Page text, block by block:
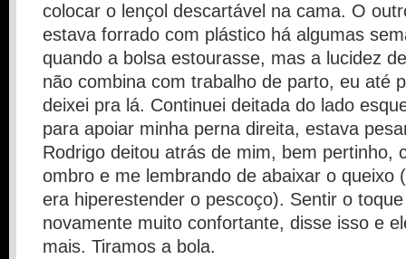
colocar o lençol descartável na cama. O
estava forrado com plástico há algumas
quando a bolsa estourasse, mas a lucidez
não combina com trabalho de parto, eu até
deixei pra lá. Continuei deitada do lado
para apoiar minha perna direita, estava
Rodrigo deitou atrás de mim, bem pertinho,
ombro e me lembrando de abaixar o queixo
era hiperestender o pescoço). Sentir o
novamente muito confortante, disse isso e
mais. Tiramos a bola.